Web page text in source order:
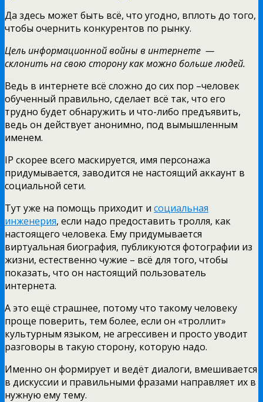
Да здесь может быть всё, что угодно, вплоть до того,
чтобы очернить конкурентов по рынку.
Цель информационной войны в интернете —
склонить на свою сторону как можно больше людей.
Ведь в интернете всё сложно до сих пор –человек
обученный правильно, сделает всё так, что его
трудно будет обнаружить и что-либо предъявить,
ведь он действует анонимно, под вымышленным
именем.
IP скорее всего маскируется, имя персонажа
придумывается, заводится не настоящий аккаунт в
социальной сети.
Тут уже на помощь приходит и социальная
инженерия, если надо предоставить тролля, как
настоящего человека. Ему придумывается
виртуальная биография, публикуются фотографии из
жизни, естественно чужие – всё для того, чтобы
показать, что он настоящий пользователь
интернета.
А это ещё страшнее, потому что такому человеку
проще поверить, тем более, если он «троллит»
культурным языком, не агрессивен и просто уводит
разговоры в такую сторону, которую надо.
Именно он формирует и ведёт диалоги, вмешивается
в дискуссии и правильными фразами направляет их в
нужную ему тему.